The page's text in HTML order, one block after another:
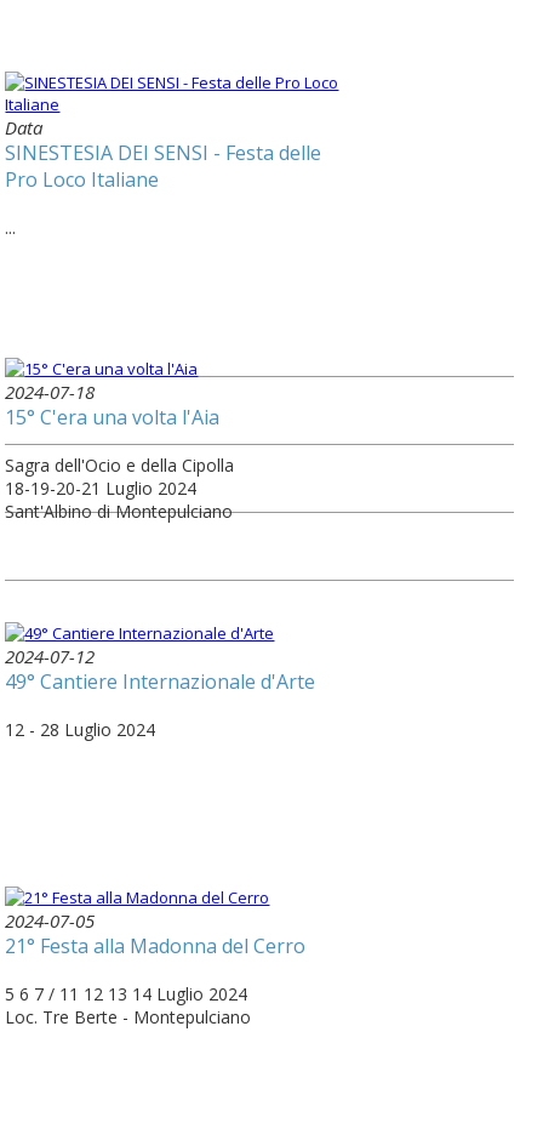
Data
SINESTESIA DEI SENSI - Festa delle
Pro Loco Italiane
...
2024-07-18
15° C'era una volta l'Aia
Sagra dell'Ocio e della Cipolla
18-19-20-21 Luglio 2024
Sant'Albino di Montepulciano
2024-07-12
49° Cantiere Internazionale d'Arte
12 - 28 Luglio 2024
2024-07-05
21° Festa alla Madonna del Cerro
5 6 7 / 11 12 13 14 Luglio 2024
Loc. Tre Berte - Montepulciano